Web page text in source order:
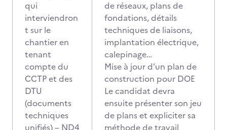
qui
interviendron
t sur le
chantier en
tenant
compte du
CCTP et des
DTU
(documents
techniques
unifiés) – ND4
de réseaux, plans de
fondations, détails
techniques de liaisons,
implantation électrique,
calepinage…
Mise à jour d’un plan de
construction pour DOE
Le candidat devra
ensuite présenter son jeu
de plans et expliciter sa
méthode de travail